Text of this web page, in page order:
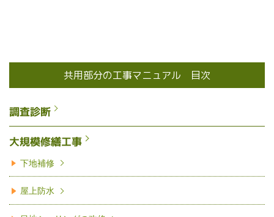
共用部分の工事マニュアル 目次
調査診断
大規模修繕工事
下地補修
屋上防水